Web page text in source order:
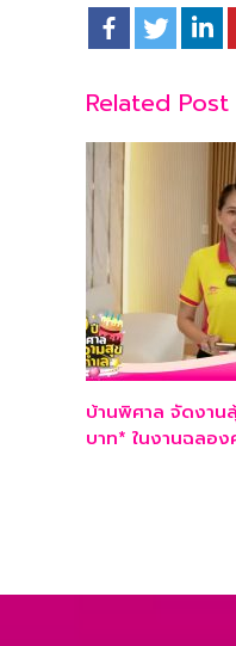
Related Post
บ้านพิศาล จัดงาน
บาท* ในงานฉลอ